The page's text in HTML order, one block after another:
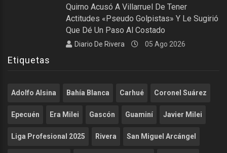
Quirno Acusó A Villarruel De Tener
Actitudes «pseudo Golpistas» Y Le Sugirió
Que Dé Un Paso Al Costado
Diario De Rivera 05 Ago 2026
Etiquetas
Adolfo Alsina Bahía Blanca Carhué Coronel Suárez
Epecuén Era Milei Gascón Guaminí Javier Milei
Liga Profesional 2025 Rivera San Miguel Arcángel